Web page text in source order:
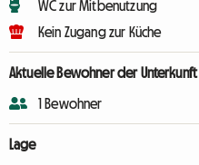
WC zur Mitbenutzung
Kein Zugang zur Küche
Aktuelle Bewohner der Unterkunft
1 Bewohner
Lage